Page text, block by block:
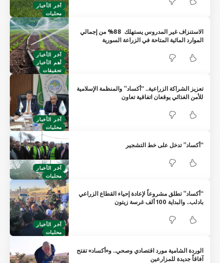
آخر الأخبار
محليات
آخر الأخبار
أهم الأخبار
تحقيقات
الاستنزاف غير المدروس يستهلك 88% من إجمالي
الموارد المائية المتاحة في الزراعة السورية
آخر الأخبار
محليات
تعزيز الشراكة الزراعية.. “أكساد” والمنظمة الإسلامية
للأمن الغذائي يوقعان اتفاقية تعاون
آخر الأخبار
محليات
“أكساد” تدخل على خط التشجير
آخر الأخبار
محليات
“أكساد” تطلق مشروعاً لإعادة إحياء القطاع الزراعي
بادلب.. والبداية 100 ألف غرسة زيتون
الوردة الشامية مورد اقتصادي وصحي.. و«أكساد» تفتح
آفاقاً جديدة للمزارعين